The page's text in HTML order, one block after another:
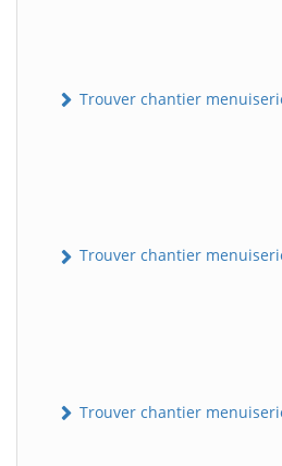
Trouver chantier
Trouver chantier
Trouver chantier